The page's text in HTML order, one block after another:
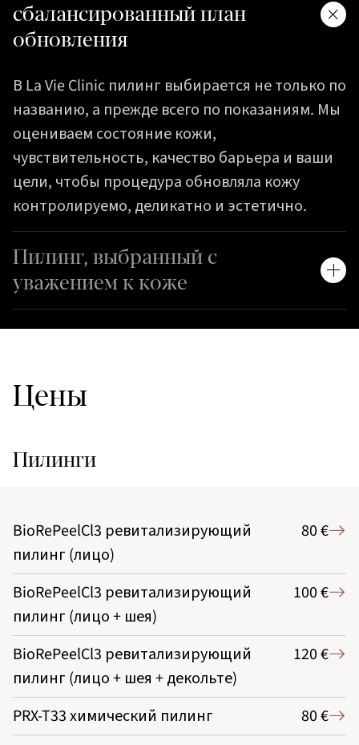
сбалансированный план
обновления
В La Vie Clinic пилинг выбирается не только по
названию, а прежде всего по показаниям. Мы
оцениваем состояние кожи,
чувствительность, качество барьера и ваши
цели, чтобы процедура обновляла кожу
контролируемо, деликатно и эстетично.
Пилинг, выбранный с
уважением к коже
Цены
Пилинги
BioRePeelCl3 ревитализирующий
пилинг (лицо)
80 €
BioRePeelCl3 ревитализирующий
пилинг (лицо + шея)
100 €
BioRePeelCl3 ревитализирующий
пилинг (лицо + шея + декольте)
120 €
PRX-T33 химический пилинг
80 €